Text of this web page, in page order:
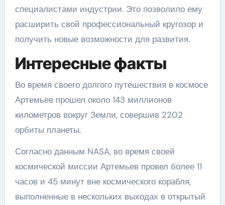
специалистами индустрии. Это позволило ему
расширить свой профессиональный кругозор и
получить новые возможности для развития.
Интересные факты
Во время своего долгого путешествия в космосе
Артемьев прошел около 143 миллионов
километров вокруг Земли, совершив 2202
орбиты планеты.
Согласно данным NASA, во время своей
космической миссии Артемьев провел более 11
часов и 45 минут вне космического корабля,
выполненные в нескольких выходах в открытый